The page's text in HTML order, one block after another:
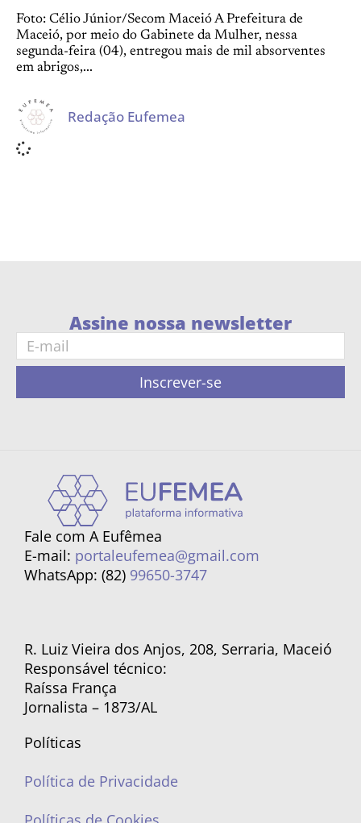
Foto: Célio Júnior/Secom Maceió A Prefeitura de
Maceió, por meio do Gabinete da Mulher, nessa
segunda-feira (04), entregou mais de mil absorventes
em abrigos,...
Redação Eufemea
Assine nossa newsletter
Inscrever-se
Fale com A Eufêmea
E-mail: portaleufemea@gmail.com
WhatsApp: (82) 99650-3747
R. Luiz Vieira dos Anjos, 208, Serraria, Maceió
Responsável técnico:
Raíssa França
Jornalista – 1873/AL
Políticas
Política de Privacidade